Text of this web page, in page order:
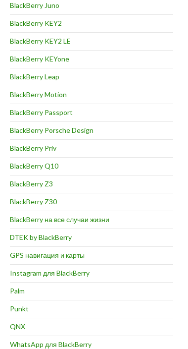
BlackBerry Juno
BlackBerry KEY2
BlackBerry KEY2 LE
BlackBerry KEYone
BlackBerry Leap
BlackBerry Motion
BlackBerry Passport
BlackBerry Porsche Design
BlackBerry Priv
BlackBerry Q10
BlackBerry Z3
BlackBerry Z30
BlackBerry на все случаи жизни
DTEK by BlackBerry
GPS навигация и карты
Instagram для BlackBerry
Palm
Punkt
QNX
WhatsApp для BlackBerry